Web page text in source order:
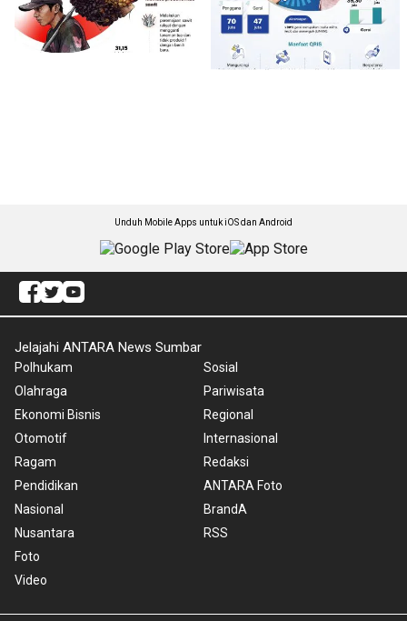
Unduh Mobile Apps untuk iOS dan Android
Jelajahi ANTARA News Sumbar
Polhukam
Olahraga
Ekonomi Bisnis
Otomotif
Ragam
Pendidikan
Nasional
Nusantara
Foto
Video
Sosial
Pariwisata
Regional
Internasional
Redaksi
ANTARA Foto
BrandA
RSS